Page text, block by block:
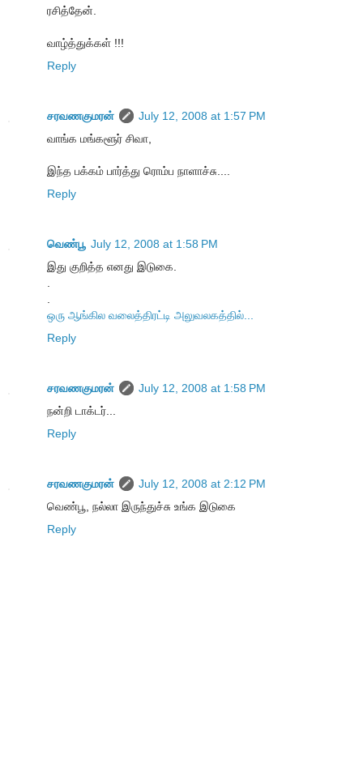
ரசித்தேன்.
வாழ்த்துக்கள் !!!
Reply
சரவணகுமரன்
July 12, 2008 at 1:57 PM
வாங்க மங்களூர் சிவா,
இந்த பக்கம் பார்த்து ரொம்ப நாளாச்சு....
Reply
வெண்பூ July 12, 2008 at 1:58 PM
இது குறித்த எனது இடுகை.
ஒரு ஆங்கில வலைத்திரட்டி அலுவலகத்தில்...
Reply
சரவணகுமரன்
July 12, 2008 at 1:58 PM
நன்றி டாக்டர்...
Reply
சரவணகுமரன்
July 12, 2008 at 2:12 PM
வெண்பூ, நல்லா இருந்துச்சு உங்க இடுகை
Reply